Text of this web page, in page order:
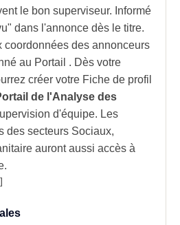
le bon superviseur. Informé
dans l'annonce dès le titre.
coordonnées des annonceurs
au Portail . Dès votre
créer votre Fiche de profil
de l'Analyse des
d'équipe. Les
des secteurs Sociaux,
auront aussi accès à